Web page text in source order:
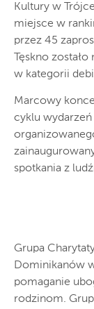
Kultury w
miejsce w
przez 45
Tęskno
w kategorii
Marcowy
cyklu wydarzeń
spotkania z
Grupa
Dominikanów
pomaganie
rodzinom.